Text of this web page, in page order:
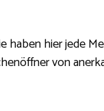
hier jede
von